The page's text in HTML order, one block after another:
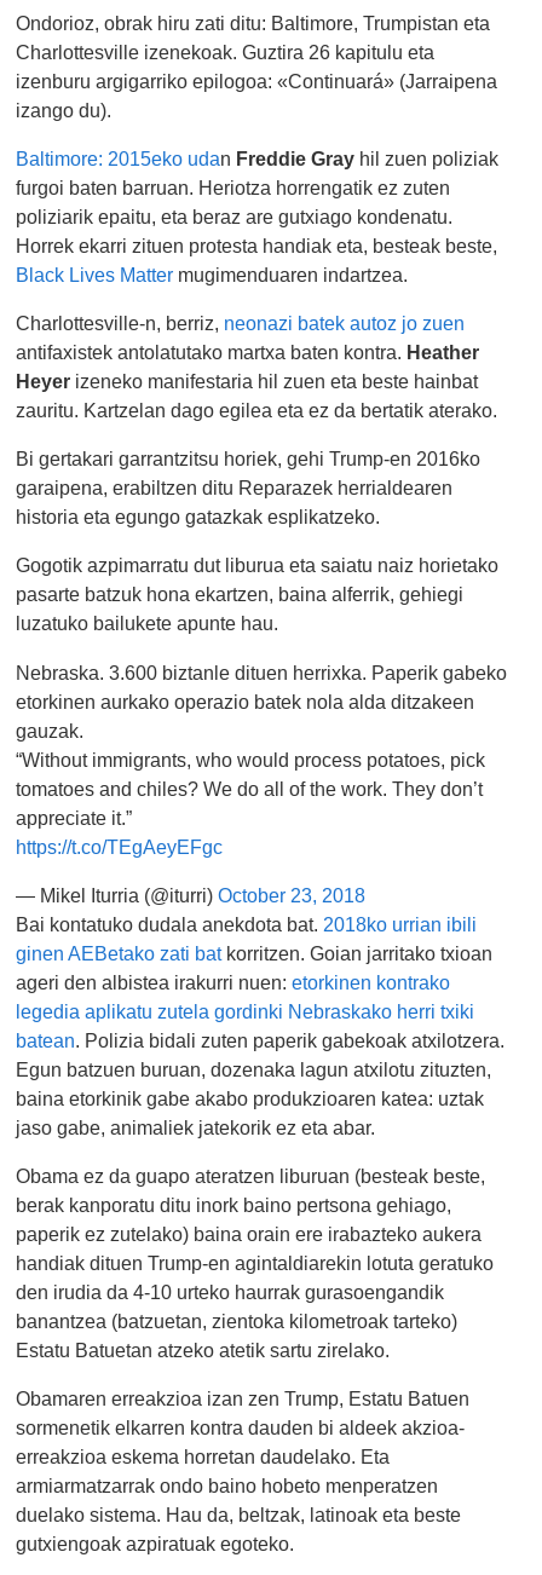
Ondorioz, obrak hiru zati ditu: Baltimore, Trumpistan eta
Charlottesville izenekoak. Guztira 26 kapitulu eta
izenburu argigarriko epilogoa: «Continuará» (Jarraipena
izango du).
Baltimore: 2015eko udan Freddie Gray hil zuen poliziak
furgoi baten barruan. Heriotza horrengatik ez zuten
poliziarik epaitu, eta beraz are gutxiago kondenatu.
Horrek ekarri zituen protesta handiak eta, besteak beste,
Black Lives Matter mugimenduaren indartzea.
Charlottesville-n, berriz, neonazi batek autoz jo zuen
antifaxistek antolatutako martxa baten kontra. Heather
Heyer izeneko manifestaria hil zuen eta beste hainbat
zauritu. Kartzelan dago egilea eta ez da bertatik aterako.
Bi gertakari garrantzitsu horiek, gehi Trump-en 2016ko
garaipena, erabiltzen ditu Reparazek herrialdearen
historia eta egungo gatazkak esplikatzeko.
Gogotik azpimarratu dut liburua eta saiatu naiz horietako
pasarte batzuk hona ekartzen, baina alferrik, gehiegi
luzatuko bailukete apunte hau.
Nebraska. 3.600 biztanle dituen herrixka. Paperik gabeko
etorkinen aurkako operazio batek nola alda ditzakeen
gauzak.
“Without immigrants, who would process potatoes, pick
tomatoes and chiles? We do all of the work. They don’t
appreciate it.”
https://t.co/TEgAeyEFgc
— Mikel Iturria (@iturri)October 23, 2018
Bai kontatuko dudala anekdota bat. 2018ko urrian ibili
ginen AEBetako zati batkorritzen. Goian jarritako txioan
ageri den albistea irakurri nuen:etorkinen kontrako
legedia aplikatu zutela gordinki Nebraskako herri txiki
batean. Polizia bidali zuten paperik gabekoak atxilotzera.
Egun batzuen buruan, dozenaka lagun atxilotu zituzten,
baina etorkinik gabe akabo produkzioaren katea: uztak
jaso gabe, animaliek jatekorik ez eta abar.
Obama ez da guapo ateratzen liburuan (besteak beste,
berak kanporatu ditu inork baino pertsona gehiago,
paperik ez zutelako) baina orain ere irabazteko aukera
handiak dituen Trump-en agintaldiarekin lotuta geratuko
den irudia da 4-10 urteko haurrak gurasoengandik
banantzea (batzuetan, zientoka kilometroak tarteko)
Estatu Batuetan atzeko atetik sartu zirelako.
Obamaren erreakzioa izan zen Trump, Estatu Batuen
sormenetik elkarren kontra dauden bi aldeek akzioa-
erreakzioa eskema horretan daudelako. Eta
armiarmatzarrak ondo baino hobeto menperatzen
duelako sistema. Hau da, beltzak, latinoak eta beste
gutxiengoak azpiratuak egoteko.